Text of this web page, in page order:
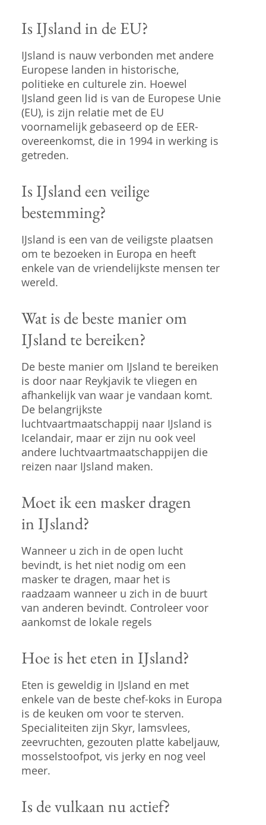
Is IJsland in de EU?
IJsland is nauw verbonden met andere
Europese landen in historische,
politieke en culturele zin. Hoewel
IJsland geen lid is van de Europese Unie
(EU), is zijn relatie met de EU
voornamelijk gebaseerd op de EER-
overeenkomst, die in 1994 in werking is
getreden.
Is IJsland een veilige
bestemming?
IJsland is een van de veiligste plaatsen
om te bezoeken in Europa en heeft
enkele van de vriendelijkste mensen ter
wereld.
Wat is de beste manier om
IJsland te bereiken?
De beste manier om IJsland te bereiken
is door naar Reykjavik te vliegen en
afhankelijk van waar je vandaan komt.
De belangrijkste
luchtvaartmaatschappij naar IJsland is
Icelandair, maar er zijn nu ook veel
andere luchtvaartmaatschappijen die
reizen naar IJsland maken.
Moet ik een masker dragen
in IJsland?
Wanneer u zich in de open lucht
bevindt, is het niet nodig om een
masker te dragen, maar het is
raadzaam wanneer u zich in de buurt
van anderen bevindt. Controleer voor
aankomst de lokale regels
Hoe is het eten in IJsland?
Eten is geweldig in IJsland en met
enkele van de beste chef-koks in Europa
is de keuken om voor te sterven.
Specialiteiten zijn Skyr, lamsvlees,
zeevruchten, gezouten platte kabeljauw,
mosselstoofpot, vis jerky en nog veel
meer.
Is de vulkaan nu actief?